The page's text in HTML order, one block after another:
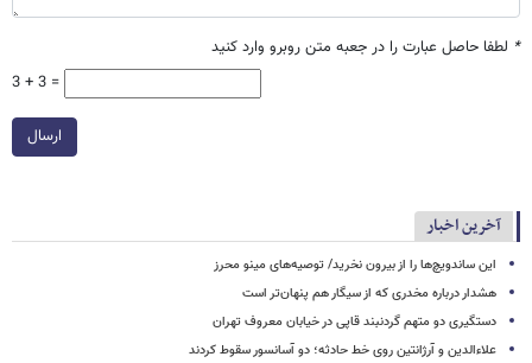
* لطفا حاصل عبارت را در جعبه متن روبرو وارد کنید
3 + 3 =
ارسال
آخرین اخبار
این ساندویچ‌ها را از بیرون نخرید/ توصیه‌های مینو محرز
هشدار درباره مخدری که از سیگار هم پنهان‌تر است
دستگیری دو متهم گردنبند قاپی در خیابان معروف تهران
علاءالدین و آرژانتین روی خط حادثه؛ دو آسانسور سقوط کردند